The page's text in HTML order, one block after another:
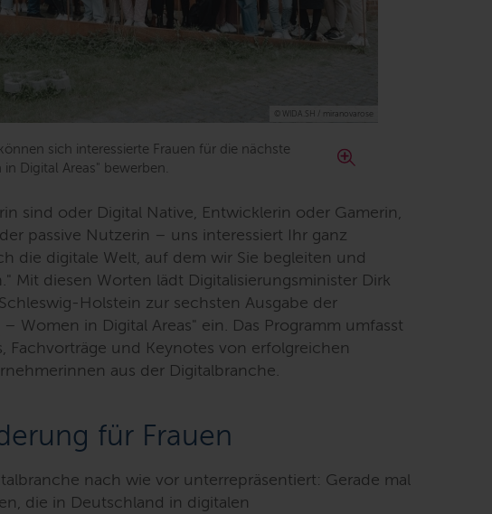
© WIDA.SH / miranovarose
sich interessierte Frauen für die nächste
Digital Areas" bewerben.
sind oder Digital Native, Entwicklerin oder Gamerin,
passive Nutzerin – uns interessiert Ihr ganz
die digitale Welt, auf dem wir Sie begleiten und
Mit diesen Worten lädt Digitalisierungsminister Dirk
Holstein zur sechsten Ausgabe der
– Women in Digital Areas" ein. Das Programm umfasst
Fachvorträge und Keynotes von erfolgreichen
aus der Digitalbranche.
für Frauen
nach wie vor unterrepräsentiert: Gerade mal
die in Deutschland in digitalen